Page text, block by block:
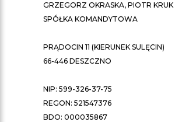
GRZEGORZ OKRASKA, PIOTR KRUK
SPÓŁKA KOMANDYTOWA
PRĄDOCIN 11 (KIERUNEK SULĘCIN)
66-446 DESZCZNO
NIP: 599-326-37-75
REGON: 521547376
BDO: 000035867